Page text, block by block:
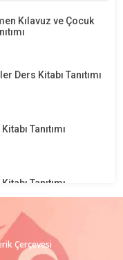
Kılavuz ve Çocuk
Ders Kitabı Tanıtımı
Tanıtımı
Tanıtımı
Kitabı Tanıtımı
Çerçevesi